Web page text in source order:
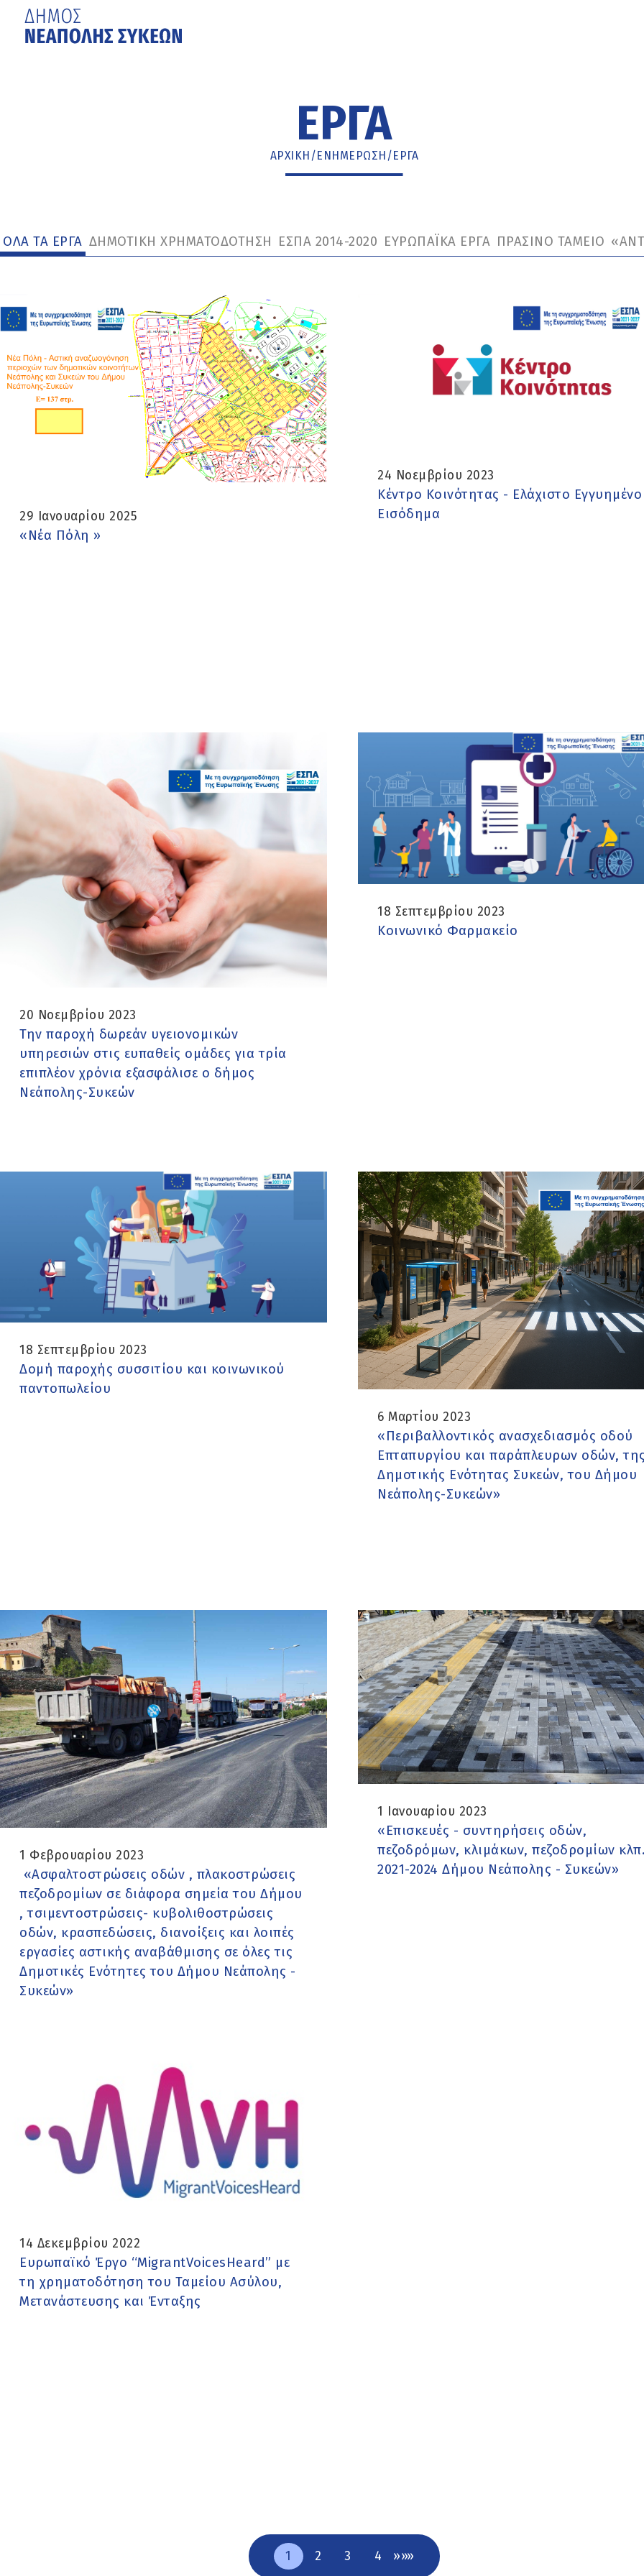
ΕΡΓΑ
ΑΡΧΙΚΉ /ΕΝΗΜΈΡΩΣΗ /ΕΡΓΑ
ΟΛΑ ΤΑ ΕΡΓΑ ΔΗΜΟΤΙΚΗ ΧΡΗΜΑΤΟΔΟΤΗΣΗ ΕΣΠΑ 2014-2020 ΕΥΡΩΠΑΪΚΑ ΕΡΓΑ ΠΡΑΣΙΝΟ ΤΑΜΕΙΟ
29 Ιανουαρίου 2025
«Νέα Πόλη »
24 Νοεμβρίου 2023
Κέντρο Κοινότητας - Ελάχιστο Εγγυημένο
Εισόδημα
20 Νοεμβρίου 2023
Την παροχή δωρεάν υγειονομικών
υπηρεσιών στις ευπαθείς ομάδες για τρία
επιπλέον χρόνια εξασφάλισε ο δήμος
Νεάπολης-Συκεών
18 Σεπτεμβρίου 2023
Κοινωνικό Φαρμακείο
18 Σεπτεμβρίου 2023
Δομή παροχής συσσιτίου και κοινωνικού
παντοπωλείου
6 Μαρτίου 2023
«Περιβαλλοντικός ανασχεδιασμός οδού
Επταπυργίου και παράπλευρων οδών,
Δημοτικής Ενότητας Συκεών, του Δήμου
Νεάπολης-Συκεών»
1 Φεβρουαρίου 2023
«Ασφαλτοστρώσεις οδών , πλακοστρώσεις
πεζοδρομίων σε διάφορα σημεία του Δήμου
, τσιμεντοστρώσεις- κυβολιθοστρώσεις
οδών, κρασπεδώσεις, διανοίξεις και λοιπές
εργασίες αστικής αναβάθμισης σε όλες τις
Δημοτικές Ενότητες του Δήμου Νεάπολης -
Συκεών»
1 Ιανουαρίου 2023
«Επισκευές - συντηρήσεις οδών,
πεζοδρόμων, κλιμάκων, πεζοδρομίων
2021-2024 Δήμου Νεάπολης - Συκεών»
14 Δεκεμβρίου 2022
Ευρωπαϊκό Έργο “MigrantVoicesHeard” με
τη χρηματοδότηση του Ταμείου Ασύλου,
Μετανάστευσης και Ένταξης
1 2 3 4 »»»